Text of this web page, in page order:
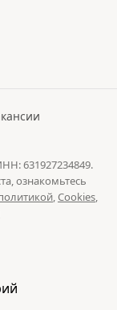
631927234849.
ознакомьтесь
,Cookies,